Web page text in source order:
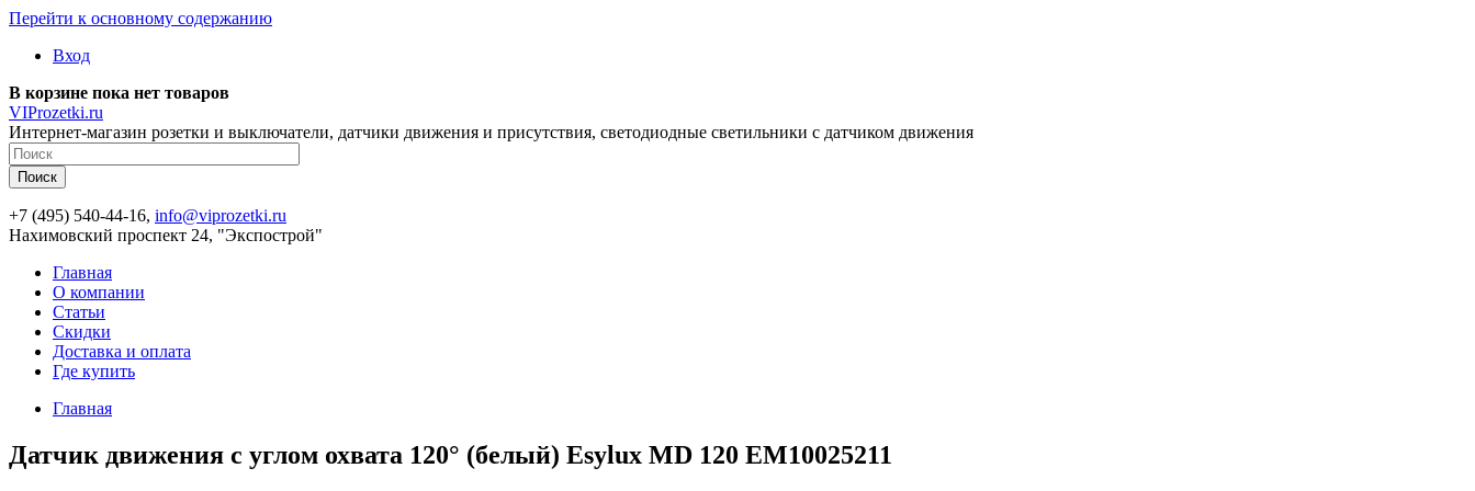
Перейти к основному содержанию
Вход
В корзине пока нет товаров
VIProzetki.ru
Интернет-магазин розетки и выключатели, датчики движения и присутствия, светодиодные светильники с датчиком движения
+7 (495) 540-44-16, info@viprozetki.ru
Нахимовский проспект 24, "Экспострой"
Главная
О компании
Статьи
Скидки
Доставка и оплата
Где купить
Главная
Датчик движения с углом охвата 120° (белый) Esylux MD 120 EM10025211